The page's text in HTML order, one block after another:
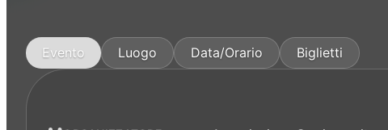
Evento Luogo Data/Orario Biglietti